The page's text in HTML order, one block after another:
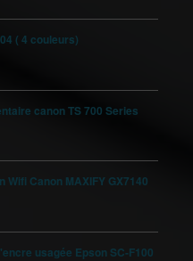
( 4 couleurs)
canon TS 700 Series
Wifi Canon MAXIFY GX7140
usagée Epson SC-F100